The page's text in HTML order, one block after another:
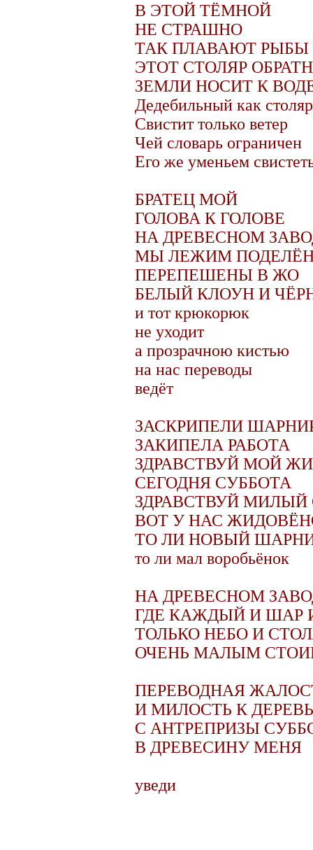
В ЭТОЙ ТЁМНОЙ
НЕ СТРАШНО
ТАК ПЛАВАЮТ РЫБЫ
ЭТОТ СТОЛЯР
ЗЕМЛИ НОСИТ К
Дедебильный как столяр
Свистит только ветер
Чей словарь ограничен
Его же уменьем
БРАТЕЦ МОЙ
ГОЛОВА К ГОЛОВЕ
НА ДРЕВЕСНОМ
МЫ ЛЕЖИМ
ПЕРЕПЕШЕНЫ В ЖО
БЕЛЫЙ КЛОУН И
и тот крюкорюк
не уходит
а прозрачною кистью
на нас переводы
ведёт
ЗАСКРИПЕЛИ
ЗАКИПЕЛА РАБОТА
ЗДРАВСТВУЙ МОЙ
СЕГОДНЯ СУББОТА
ЗДРАВСТВУЙ МИЛЫЙ
ВОТ У НАС
ТО ЛИ НОВЫЙ
то ли мал воробьёнок
НА ДРЕВЕСНОМ
ГДЕ КАЖДЫЙ И ШАР
ТОЛЬКО НЕБО И
ОЧЕНЬ МАЛЫМ
ПЕРЕВОДНАЯ
И МИЛОСТЬ К
С АНТРЕПРИЗЫ
В ДРЕВЕСИНУ МЕНЯ
уведи